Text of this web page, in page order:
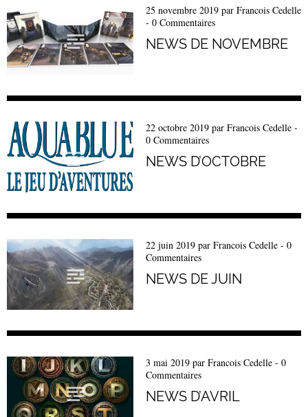
25 novembre 2019par Francois Cedelle
- 0 Commentaires
NEWS DE NOVEMBRE
22 octobre 2019par Francois Cedelle -
0 Commentaires
NEWS D’OCTOBRE
22 juin 2019par Francois Cedelle - 0
Commentaires
NEWS DE JUIN
3 mai 2019par Francois Cedelle - 0
Commentaires
NEWS D’AVRIL